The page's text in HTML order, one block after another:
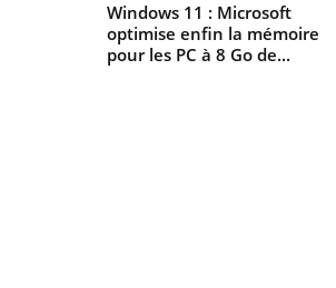
Windows 11 : Microsoft
optimise enfin la mémoire
pour les PC à 8 Go de...